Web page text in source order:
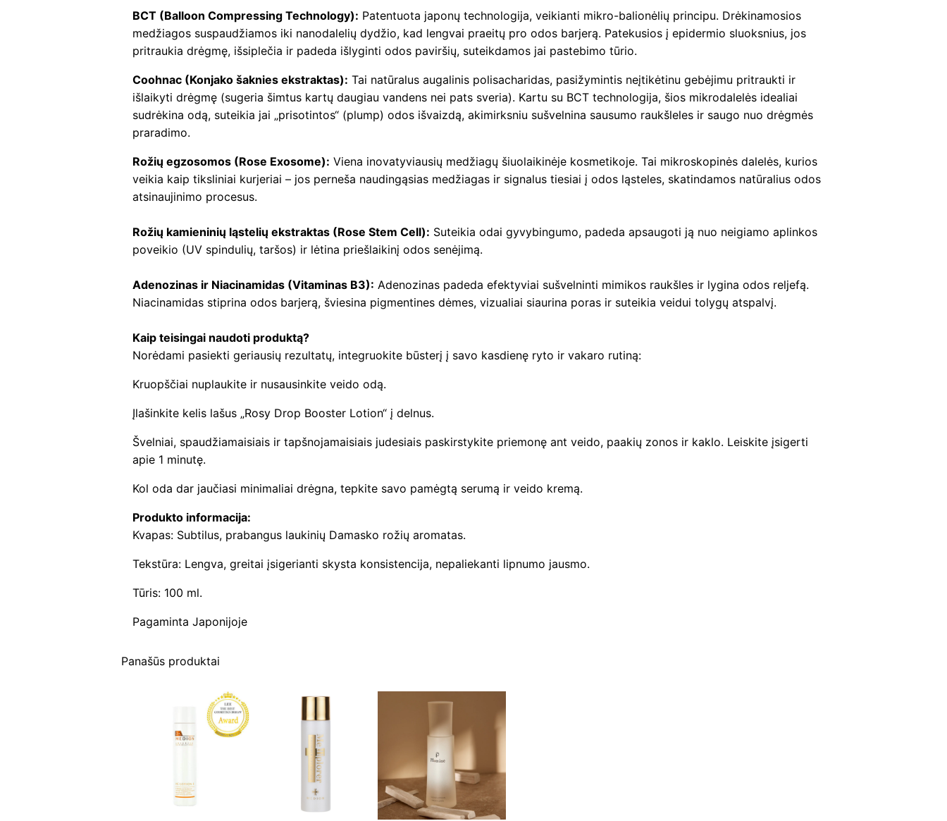
a
b
a
g
u
n
t
v
i
d
i
s
t
i
s
BCT (Balloon Compressing Technology): Patentuota japonų technologija, veikianti mikro-balionėlių principu. Drėkinamosios
medžiagos suspaudžiamos iki nanodalelių dydžio, kad lengvai praeitų pro odos barjerą. Patekusios į epidermio sluoksnius, jos
pritraukia drėgmę, išsiplečia ir padeda išlyginti odos paviršių, suteikdamos jai pastebimo tūrio.
Coohnac (Konjako šaknies ekstraktas): Tai natūralus augalinis polisacharidas, pasižymintis neįtikėtinu gebėjimu pritraukti ir
išlaikyti drėgmę (sugeria šimtus kartų daugiau vandens nei pats sveria). Kartu su BCT technologija, šios mikrodalelės idealiai
sudrėkina odą, suteikia jai „prisotintos“ (plump) odos išvaizdą, akimirksniu sušvelnina sausumo raukšleles ir saugo nuo drėgmės
praradimo.
Rožių egzosomos (Rose Exosome): Viena inovatyviausių medžiagų šiuolaikinėje kosmetikoje. Tai mikroskopinės dalelės, kurios
veikia kaip tiksliniai kurjeriai – jos perneša naudingąsias medžiagas ir signalus tiesiai į odos ląsteles, skatindamos natūralius odos
atsinaujinimo procesus.
Rožių kamieninių ląstelių ekstraktas (Rose Stem Cell): Suteikia odai gyvybingumo, padeda apsaugoti ją nuo neigiamo aplinkos
poveikio (UV spindulių, taršos) ir lėtina priešlaikinį odos senėjimą.
Adenozinas ir Niacinamidas (Vitaminas B3): Adenozinas padeda efektyviai sušvelninti mimikos raukšles ir lygina odos reljefą.
Niacinamidas stiprina odos barjerą, šviesina pigmentines dėmes, vizualiai siaurina poras ir suteikia veidui tolygų atspalvį.
Kaip teisingai naudoti produktą?
Norėdami pasiekti geriausių rezultatų, integruokite būsterį į savo kasdienę ryto ir vakaro rutiną:
Kruopščiai nuplaukite ir nusausinkite veido odą.
Įlašinkite kelis lašus „Rosy Drop Booster Lotion“ į delnus.
Švelniai, spaudžiamaisiais ir tapšnojamaisiais judesiais paskirstykite priemonę ant veido, paakių zonos ir kaklo. Leiskite įsigerti
apie 1 minutę.
Kol oda dar jaučiasi minimaliai drėgna, tepkite savo pamėgtą serumą ir veido kremą.
Produkto informacija:
Kvapas: Subtilus, prabangus laukinių Damasko rožių aromatas.
Tekstūra: Lengva, greitai įsigerianti skysta konsistencija, nepaliekanti lipnumo jausmo.
Tūris: 100 ml.
Pagaminta Japonijoje
Panašūs produktai